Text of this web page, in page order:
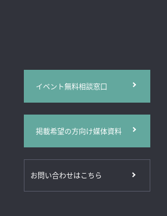
イベント無料相談窓口
掲載希望の方向け媒体資料
お問い合わせはこちら